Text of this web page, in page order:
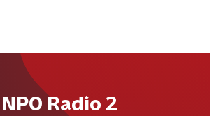
Radio 2